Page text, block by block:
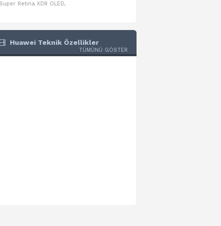
Super Retina XDR OLED,
Huawei Teknik Özellikler
TÜMÜNÜ GÖSTER